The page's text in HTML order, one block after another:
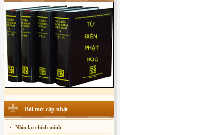
Bài mới cập nhật
Nhìn lại chính mình